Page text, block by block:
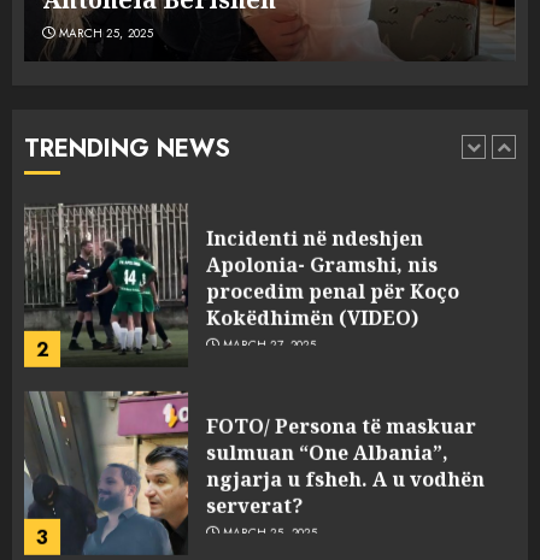
MARCH 25, 2025
TRENDING NEWS
1
Punonjësja e UKT akuzon
pasuri të pajustifikuar
2
Incidenti në ndeshjen
Apolonia- Gramshi, nis
procedim penal për Koço
Kokëdhimën (VIDEO)
MARCH 27, 2025
3
FOTO/ Persona të maskuar
sulmuan “One Albania”,
ngjarja u fsheh. A u vodhën
serverat?
MARCH 25, 2025